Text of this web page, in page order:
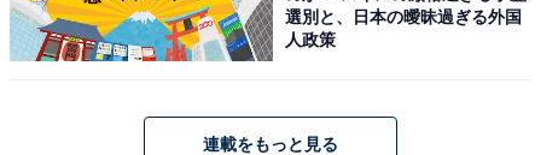
選別と、日本の曖昧過ぎる外国
人政策
連載をもっと見る